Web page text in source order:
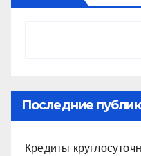
Последние
Кредиты